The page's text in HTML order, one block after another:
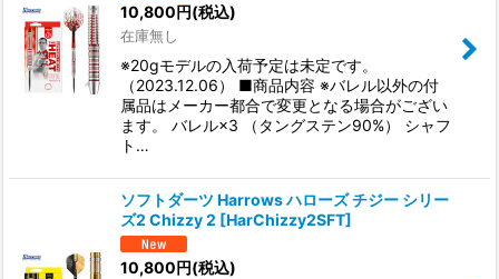
10,800円(税込)
在庫無し
※20gモデルの入荷予定は未定です。
（2023.12.06） ■商品内容 ※バレル以外の付
属品はメーカー都合で変更となる場合がござい
ます。 バレル×3 （タングステン90%） シャフ
ト…
ソフトダーツ Harrows ハローズ チジー シリー
ズ2 Chizzy 2 [HarChizzy2SFT]
10,800 円(税込)